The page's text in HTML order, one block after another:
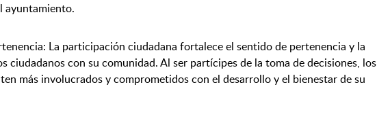
ayuntamiento.
La participación ciudadana fortalece el sentido de pertenencia y la
ciudadanos con su comunidad. Al ser partícipes de la toma de decisiones, los
más involucrados y comprometidos con el desarrollo y el bienestar de su